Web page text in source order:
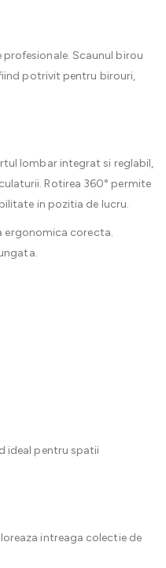
Scaunul birou
potrivit pentru birouri,
lombar integrat si reglabil,
Rotirea 360° permite
in pozitia de lucru.
ergonomica corecta.
ideal pentru spatii
intreaga colectie de